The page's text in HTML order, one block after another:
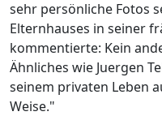
sehr persönliche Fotos
Elternhauses in seiner
kommentierte: Kein
Ähnliches wie Juergen
seinem privaten Leben
Weise."